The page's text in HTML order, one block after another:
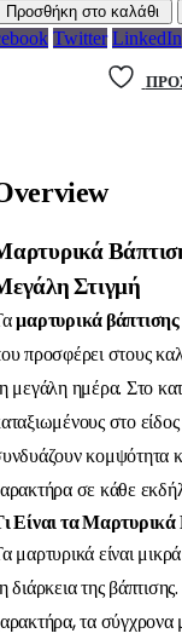
Προσθήκη στο καλάθι
Twitter LinkedIn
Στιγμή
μαρτυρικά βάπτισης
προσφέρει στους
μεγάλη ημέρα. Στο
στο
κομψότητα
σε κάθε
Είναι τα
μαρτυρικά είναι
διάρκεια της
τα σύγχρονα